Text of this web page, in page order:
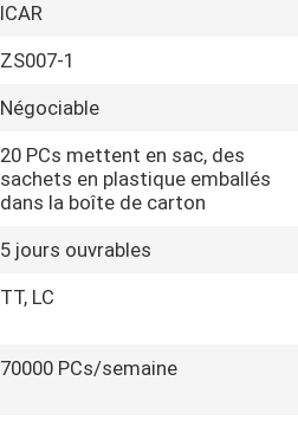
ICAR
ZS007-1
Négociable
20 PCs mettent en sac, des
sachets en plastique emballés
dans la boîte de carton
5 jours ouvrables
TT, LC
70000 PCs/semaine